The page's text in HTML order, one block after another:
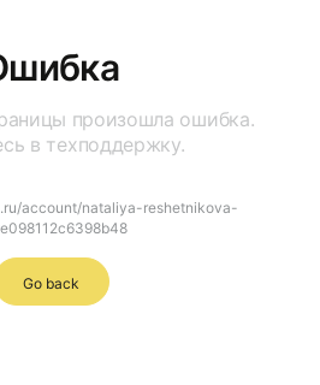
произошла ошибка.
в техподдержку.
account/nataliya-reshetnikova-
Go back